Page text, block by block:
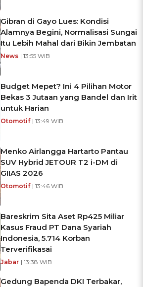
Gibran di Gayo Lues: Kondisi
Alamnya Begini, Normalisasi Sungai
Itu Lebih Mahal dari Bikin Jembatan
News | 13:55 WIB
Budget Mepet? Ini 4 Pilihan Motor
Bekas 3 Jutaan yang Bandel dan Irit
untuk Harian
Otomotif | 13:49 WIB
Menko Airlangga Hartarto Pantau
SUV Hybrid JETOUR T2 i-DM di
GIIAS 2026
Otomotif | 13:46 WIB
Bareskrim Sita Aset Rp425 Miliar
Kasus Fraud PT Dana Syariah
Indonesia, 5.714 Korban
Terverifikasai
Jabar | 13:38 WIB
Gedung Bapenda DKI Terbakar,